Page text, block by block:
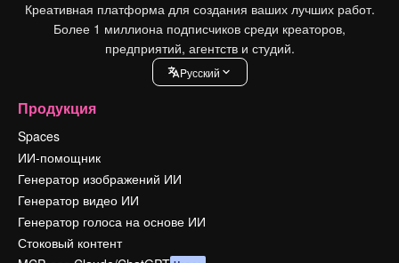
Креативная платформа для создания ваших лучших работ.
Более 1 миллиона подписчиков среди креаторов,
предприятий, агентств и студий.
Pусский
Продукция
Spaces
ИИ-помощник
Генератор изображений ИИ
Генератор видео ИИ
Генератор голоса на основе ИИ
Стоковый контент